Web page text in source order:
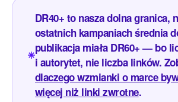
DR40+ to nasza dolna granica,
ostatnich kampaniach średnia
publikacja miała DR60+ — bo
i autorytet, nie liczba linków.
dlaczego wzmianki o marce
więcej niż linki zwrotne.